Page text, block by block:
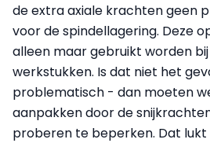
de extra axiale krachten geen
voor de spindellagering. Deze
alleen maar gebruikt worden
werkstukken. Is dat niet het
problematisch - dan moeten
aanpakken door de
proberen te beperken. Dat